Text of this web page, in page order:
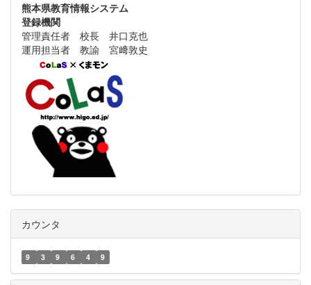
熊本県教育情報システム
登録機関
管理責任者 校長 井口克也
運用担当者 教諭 宮﨑敦史
カウンタ
9 3 9 6 4 9